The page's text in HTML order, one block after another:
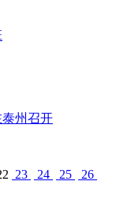
州召开
23 24 25
26